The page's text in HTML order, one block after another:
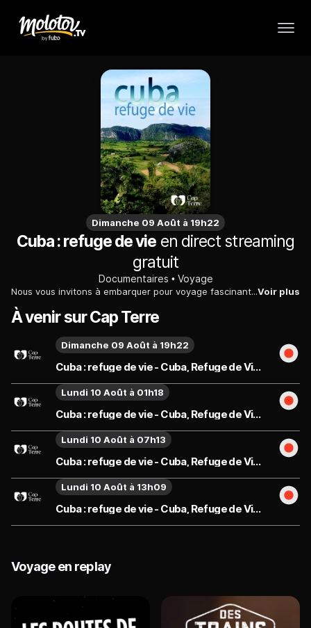
Dimanche 09 Août à 19h22
Cuba : refuge de vie en direct streaming
gratuit
Documentaires Voyage
Nous vous invitons à embarquer pour voyage fascinant au cœur de la nature époustouflante de Cuba.Voir plus
À venir sur Cap Terre
Cuba : refuge de vie - Cuba, Refuge de Vie - Émission du dimanche 9 août
Dimanche 09 Août à 19h22
Cuba : refuge de vie - Cuba, Refuge de Vie - Émission du lundi 10 août
Lundi 10 Août à 01h18
Cuba : refuge de vie - Cuba, Refuge de Vie - Émission du lundi 10 août
Lundi 10 Août à 07h13
Cuba : refuge de vie - Cuba, Refuge de Vie - Émission du lundi 10 août
Lundi 10 Août à 13h09
Voyage en replay